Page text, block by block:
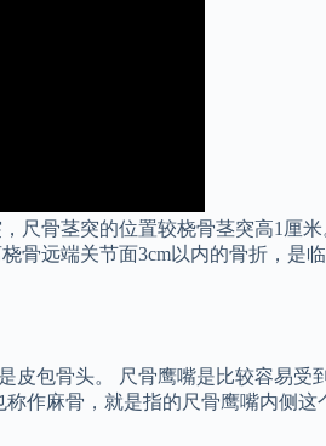
骨茎突的位置较桡骨茎突高1厘
远端关节面3cm以内的骨折，是
包骨头。 尺骨鹰嘴是比较容易受
作麻骨，就是指的尺骨鹰嘴内侧